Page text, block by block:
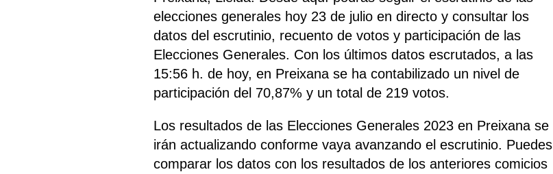
elecciones generales hoy 23 de julio en directo y consultar los
datos del escrutinio, recuento de votos y participación de las
Elecciones Generales. Con los últimos datos escrutados, a las
15:56 h. de hoy, en Preixana se ha contabilizado un nivel de
participación del 70,87% y un total de 219 votos.
Los resultados de las Elecciones Generales 2023 en Preixana se
irán actualizando conforme vaya avanzando el escrutinio. Puedes
comparar los datos con los resultados de los anteriores comicios